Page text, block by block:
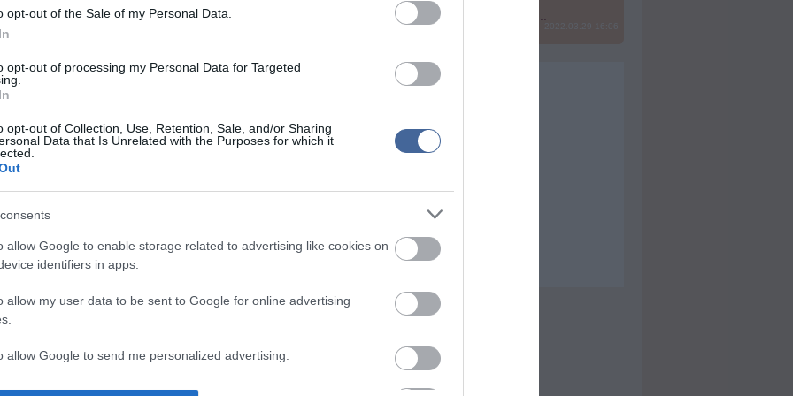
opt-out of the Sale of my Personal Data.
opt-out of processing my Personal Data for Targeted
opt-out of Collection, Use, Retention, Sale, and/or Sharing
Data that Is Unrelated with the Purposes for which it
allow Google to enable storage related to advertising like cookies on
identifiers in apps.
allow my user data to be sent to Google for online advertising
allow Google to send me personalized advertising.
ezt követően pedig lemondta filmszerepét
Cannon a 30. születésnapját ülte, a
fotók is elgondolkodtatóak - Mariah igencsak
talpig szexis, fekete szerelésben ünnepelt.
kötött frigy Mariah Carey-nek már a második
Tommy Mottolazenei producer felesége volt,
a szerelem.
az énekesnőt, amikor pár hetes ismeretség után
átverése
Mit szólsz? Ide minden baromságot...
2022.03.29 16:06